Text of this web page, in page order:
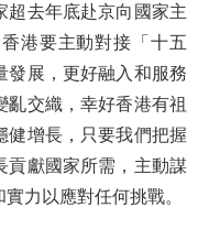
超去年底赴京向國家主
港要主動對接「十五
發展，更好融入和服務
亂交織，幸好香港有祖
健增長，只要我們把握
貢獻國家所需，主動謀
力以應對任何挑戰。